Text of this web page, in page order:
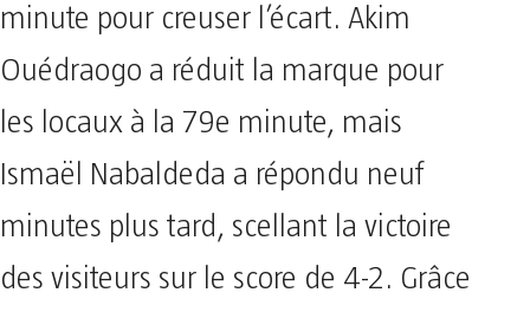
minute pour creuser l’écart. Akim
Ouédraogo a réduit la marque pour
les locaux à la 79e minute, mais
Ismaël Nabaldeda a répondu neuf
minutes plus tard, scellant la victoire
des visiteurs sur le score de 4-2. Grâce